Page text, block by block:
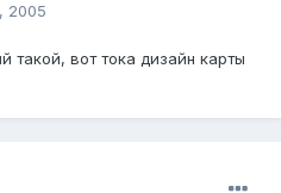
2005
вот тока дизайн карты